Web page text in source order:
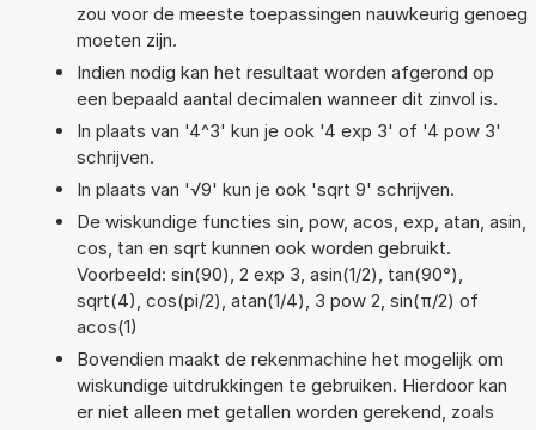
zou voor de meeste toepassingen nauwkeurig genoeg
moeten zijn.
Indien nodig kan het resultaat worden afgerond op
een bepaald aantal decimalen wanneer dit zinvol is.
In plaats van '4^3' kun je ook '4 exp 3' of '4 pow 3'
schrijven.
In plaats van '√9' kun je ook 'sqrt 9' schrijven.
De wiskundige functies sin, pow, acos, exp, atan, asin,
cos, tan en sqrt kunnen ook worden gebruikt.
Voorbeeld: sin(90), 2 exp 3, asin(1/2), tan(90°),
sqrt(4), cos(pi/2), atan(1/4), 3 pow 2, sin(π/2) of
acos(1)
Bovendien maakt de rekenmachine het mogelijk om
wiskundige uitdrukkingen te gebruiken. Hierdoor kan
er niet alleen met getallen worden gerekend, zoals